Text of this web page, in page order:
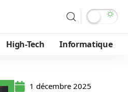
High-Tech Informatique
1 décembre 2025